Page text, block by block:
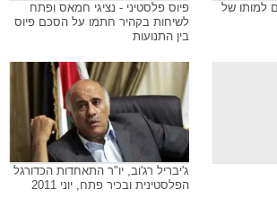
לציון 13 שנים למותו של
פיוס פלסטיני - נציגי חמאס ופתח
לשיחות בקהיר חתמו על הסכם פיוס
בין התנועות
ג'יבריל רג'וב, יו"ר התאחדות הכדורגל
הפלסטינית ובכיר פתח, יוני 2011